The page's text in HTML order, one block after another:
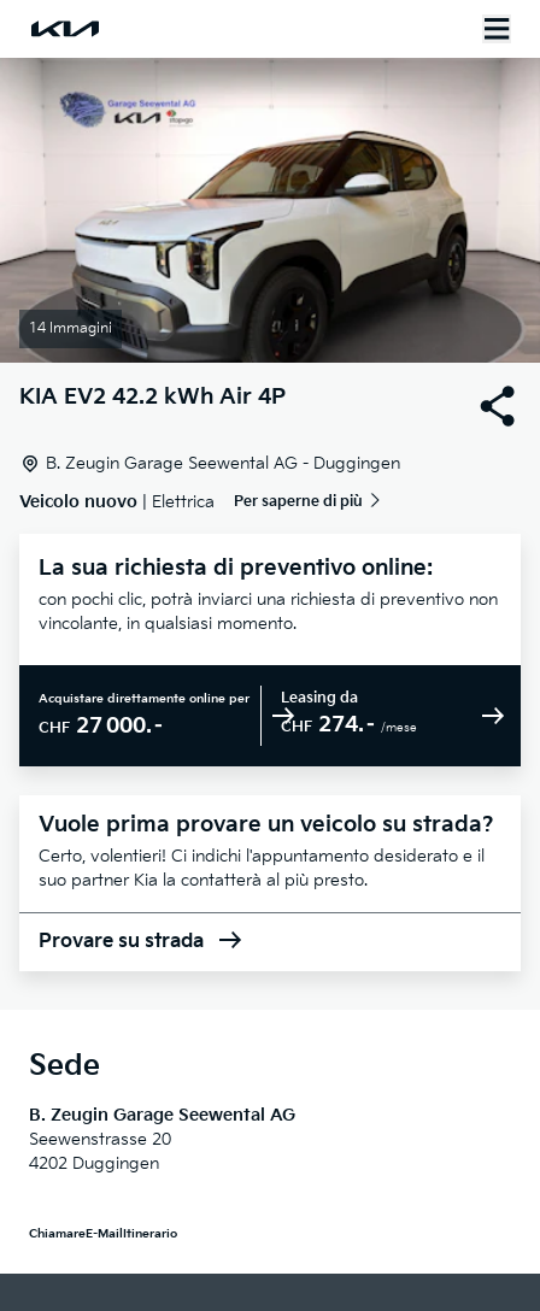
14 Immagini
KIA EV2 42.2 kWh Air 4P
B. Zeugin Garage Seewental AG - Duggingen
Veicolo nuovo | Elettrica Per saperne di più
La sua richiesta di preventivo online:
con pochi clic, potrà inviarci una richiesta di preventivo non
vincolante, in qualsiasi momento.
Acquistare direttamente online per
CHF 27 000.–
Leasing da
CHF 274.– /mese
Vuole prima provare un veicolo su strada?
Certo, volentieri! Ci indichi l'appuntamento desiderato e il
suo partner Kia la contatterà al più presto.
Provare su strada
Sede
B. Zeugin Garage Seewental AG
Seewenstrasse 20
4202 Duggingen
ChiamareE-Mail Itinerario